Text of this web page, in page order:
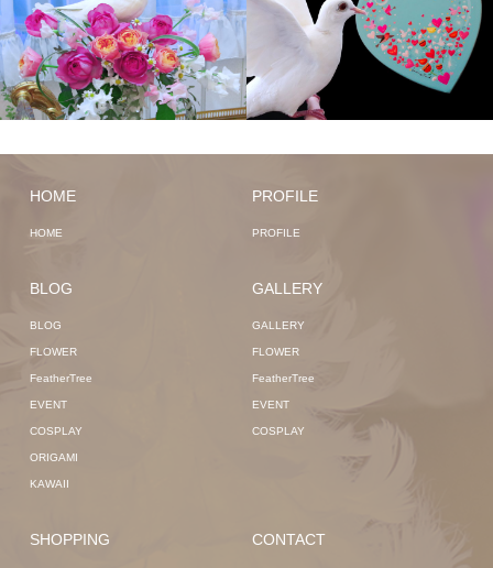
HOME
HOME
PROFILE
PROFILE
BLOG
BLOG
FLOWER
FeatherTree
EVENT
COSPLAY
ORIGAMI
KAWAII
GALLERY
GALLERY
FLOWER
FeatherTree
EVENT
COSPLAY
SHOPPING CONTACT